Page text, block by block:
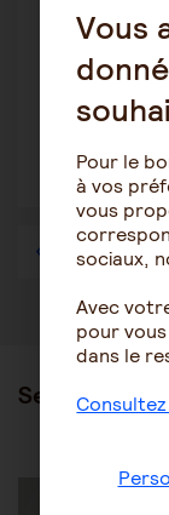
11
Personne
22
Ses articles
Category:
Être
Vous
Pour le
à vos
vous
sociaux,
Avec
pour
dans le